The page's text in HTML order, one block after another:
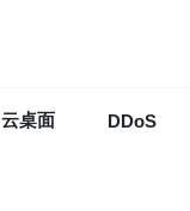
云桌面 DDoS